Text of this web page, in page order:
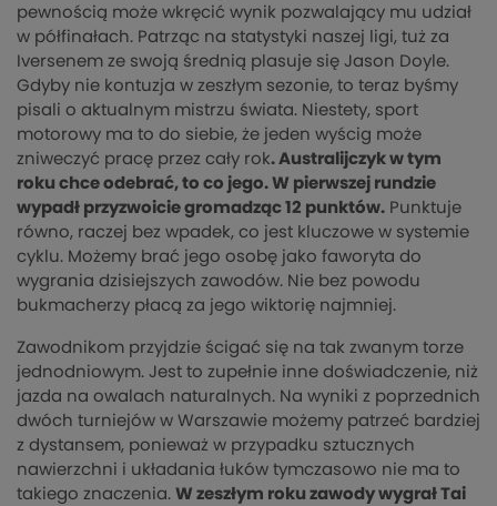
pewnością może wkręcić wynik pozwalający mu udział
w półfinałach. Patrząc na statystyki naszej ligi, tuż za
Iversenem ze swoją średnią plasuje się Jason Doyle.
Gdyby nie kontuzja w zeszłym sezonie, to teraz byśmy
pisali o aktualnym mistrzu świata. Niestety, sport
motorowy ma to do siebie, że jeden wyścig może
zniweczyć pracę przez cały rok. Australijczyk w tym
roku chce odebrać, to co jego. W pierwszej rundzie
wypadł przyzwoicie gromadząc 12 punktów. Punktuje
równo, raczej bez wpadek, co jest kluczowe w systemie
cyklu. Możemy brać jego osobę jako faworyta do
wygrania dzisiejszych zawodów. Nie bez powodu
bukmacherzy płacą za jego wiktorię najmniej.
Zawodnikom przyjdzie ścigać się na tak zwanym torze
jednodniowym. Jest to zupełnie inne doświadczenie, niż
jazda na owalach naturalnych. Na wyniki z poprzednich
dwóch turniejów w Warszawie możemy patrzeć bardziej
z dystansem, ponieważ w przypadku sztucznych
nawierzchni i układania łuków tymczasowo nie ma to
takiego znaczenia. W zeszłym roku zawody wygrał Tai